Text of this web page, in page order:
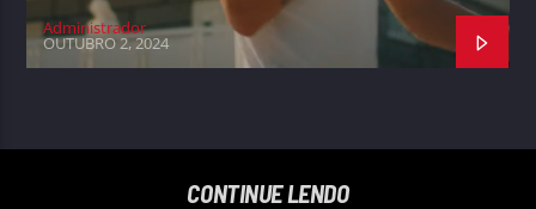
Administrador
OUTUBRO 2, 2024
CONTINUE LENDO